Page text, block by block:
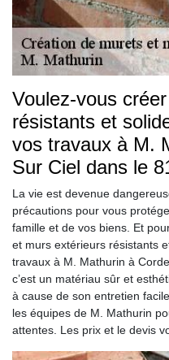
Voulez-vous
résistants et
vos travaux à M.
Sur Ciel dans le
La vie est devenue
précautions pour vous
famille et de vos biens. Et
et murs extérieurs résistants
travaux à M. Mathurin à
c’est un matériau sûr et
à cause de son entretien
les équipes de M. Mathurin
attentes. Les prix et le devis